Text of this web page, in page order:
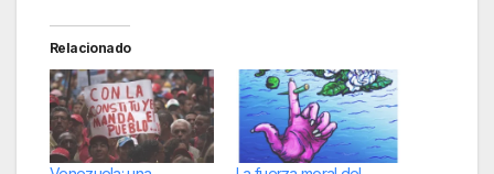
Relacionado